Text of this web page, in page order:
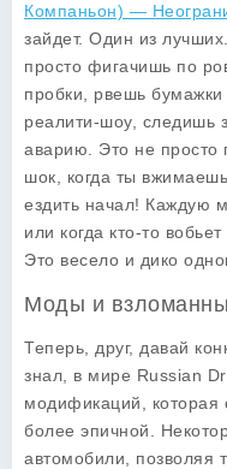
Компаньон) —
зайдет. Один из
просто фигачишь по
пробки, рвешь
реалити-шоу, следишь
аварию. Это не просто
шок, когда ты
ездить начал! Каждую
или когда кто-то
Это весело и дико
Моды и
Теперь, друг, давай
знал, в мире Russian
модификаций, которая
более эпичной.
автомобили, позволяя